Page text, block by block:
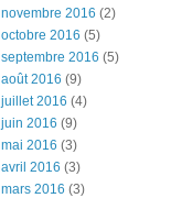
novembre 2016 (2)
octobre 2016 (5)
septembre 2016 (5)
août 2016 (9)
juillet 2016 (4)
juin 2016 (9)
mai 2016 (3)
avril 2016 (3)
mars 2016 (3)